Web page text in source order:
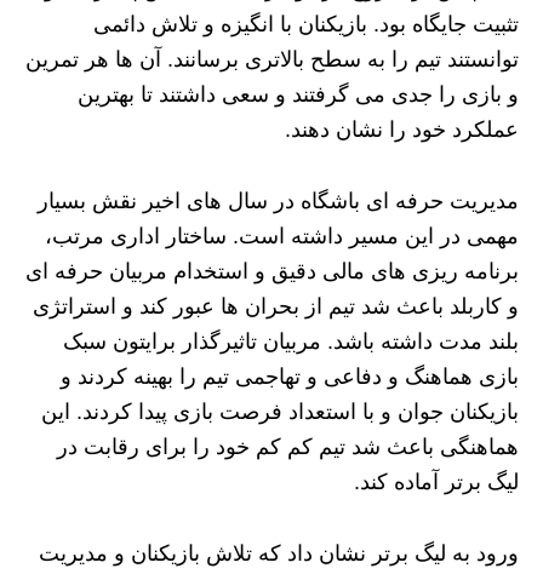
تثبیت جایگاه بود. بازیکنان با انگیزه و تلاش دائمی
توانستند تیم را به سطح بالاتری برسانند. آن ها هر تمرین
و بازی را جدی می‌ گرفتند و سعی داشتند تا بهترین
عملکرد خود را نشان دهند.
مدیریت حرفه‌ ای باشگاه در سال‌ های اخیر نقش بسیار
مهمی در این مسیر داشته است. ساختار اداری مرتب،
برنامه‌ ریزی‌ های مالی دقیق و استخدام مربیان حرفه‌ ای
و کاربلد باعث شد تیم از بحران‌ ها عبور کند و استراتژی
بلند مدت داشته باشد. مربیان تاثیرگذار برایتون سبک
بازی هماهنگ و دفاعی و تهاجمی تیم را بهینه کردند و
بازیکنان جوان و با استعداد فرصت بازی پیدا کردند. این
هماهنگی باعث شد تیم کم کم خود را برای رقابت در
لیگ برتر آماده کند.
ورود به لیگ برتر نشان داد که تلاش بازیکنان و مدیریت